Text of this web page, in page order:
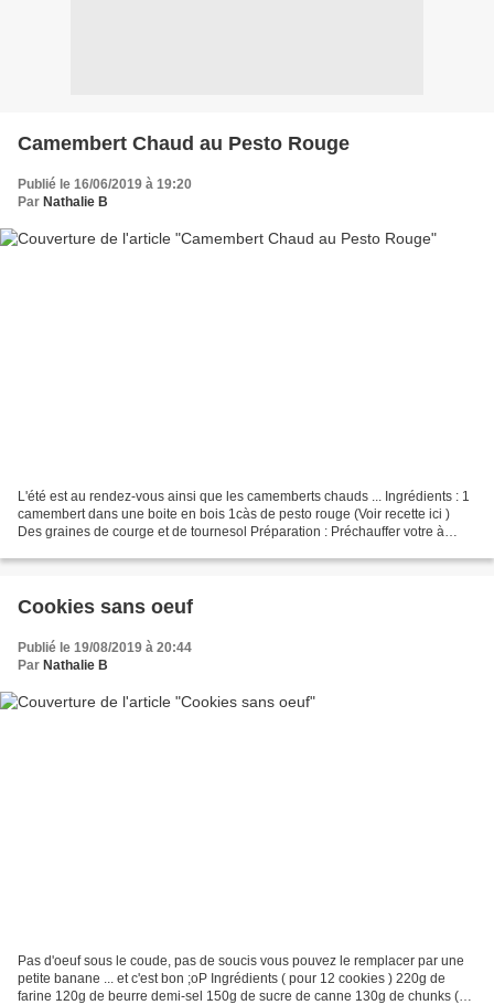
Camembert Chaud au Pesto Rouge
Publié le 16/06/2019 à 19:20
Par Nathalie B
L'été est au rendez-vous ainsi que les camemberts chauds ... Ingrédients : 1
camembert dans une boite en bois 1càs de pesto rouge (Voir recette ici )
Des graines de courge et de tournesol Préparation : Préchauffer votre à
Cookies sans oeuf
Publié le 19/08/2019 à 20:44
Par Nathalie B
Pas d'oeuf sous le coude, pas de soucis vous pouvez le remplacer par une
petite banane ... et c'est bon ;oP Ingrédients ( pour 12 cookies ) 220g de
farine 120g de beurre demi-sel 150g de sucre de canne 130g de chunks (